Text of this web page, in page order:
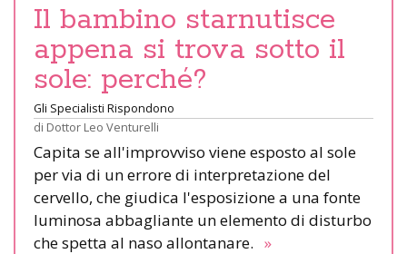
Il bambino starnutisce
appena si trova sotto il
sole: perché?
Gli Specialisti Rispondono
di Dottor Leo Venturelli
Capita se all'improvviso viene esposto al sole
per via di un errore di interpretazione del
cervello, che giudica l'esposizione a una fonte
luminosa abbagliante un elemento di disturbo
che spetta al naso allontanare. »